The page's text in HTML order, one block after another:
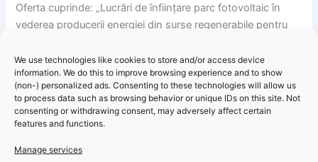
We use technologies like cookies to store and/or access device
information. We do this to improve browsing experience and to show
(non-) personalized ads. Consenting to these technologies will allow us
to process data such as browsing behavior or unique IDs on this site. Not
consenting or withdrawing consent, may adversely affect certain
features and functions.
Manage services
Oferta cuprinde: „Lucrări de înființare parc fotovoltaic în
vederea producerii energiei din surse regenerabile pentru
conform ofertei depuse în urma solicitării cu Nr. 2285 din
19.06.2025 și a solicitării de postare oferta în SEAP cu nr.
2334 din 25.06.2025.
Firma câștigătoare este Elbi Energy Projects SRL.